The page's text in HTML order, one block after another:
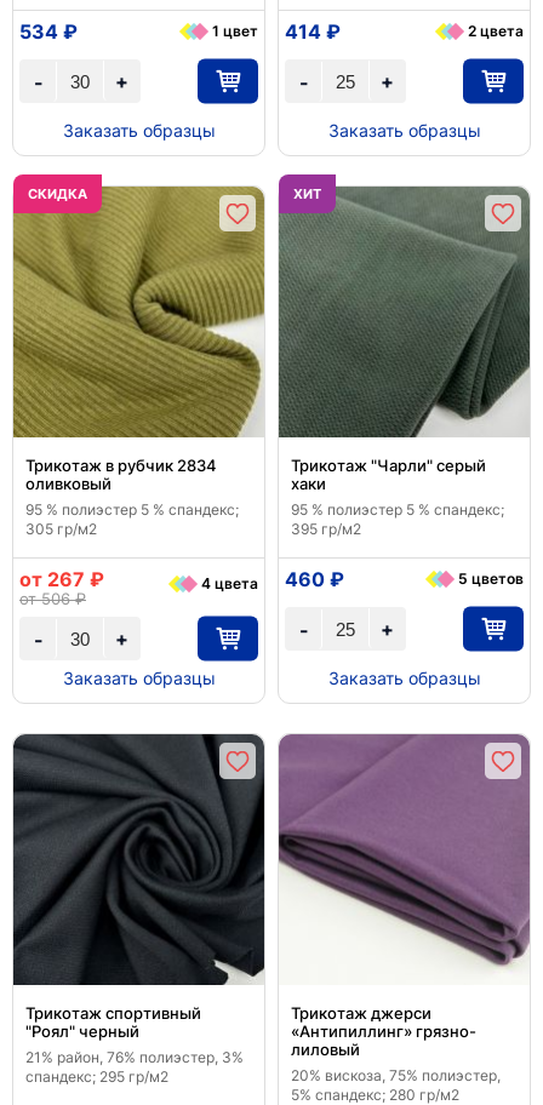
+
-
534 ₽ 1 цвет
Заказать образцы
+
-
414 ₽ 2 цвета
Заказать образцы
CКИДКА
Трикотаж в рубчик 2834
оливковый
95 % полиэстер 5 % спандекс;
305 гр/м2
+
-
от 267 ₽
от 506 ₽
4 цвета
Заказать образцы
ХИТ
Трикотаж "Чарли" серый
хаки
95 % полиэстер 5 % спандекс;
395 гр/м2
+
-
460 ₽ 5 цветов
Заказать образцы
Трикотаж спортивный
"Роял" черный
21% район, 76% полиэстер, 3%
спандекс; 295 гр/м2
Трикотаж джерси
«Антипиллинг» грязно-
лиловый
20% вискоза, 75% полиэстер,
5% спандекс; 280 гр/м2